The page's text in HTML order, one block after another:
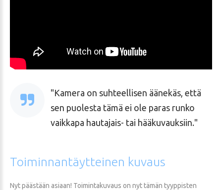
Kamera on suhteellisen äänekäs, että
sen puolesta tämä ei ole paras runko
vaikkapa hautajais- tai hääkuvauksiin.
Toiminnantäytteinen kuvaus
Nyt päästään asiaan! Toimintakuvaus on nyt tämän tyyppisten